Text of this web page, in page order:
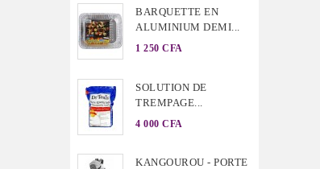
BARQUETTE EN
ALUMINIUM DEMI...
1 250 CFA
SOLUTION DE
TREMPAGE...
4 000 CFA
KANGOUROU - PORTE